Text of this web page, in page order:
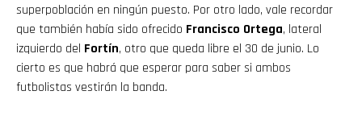
superpoblación en ningún puesto. Por otro lado, vale recordar
que también había sido ofrecido Francisco Ortega, lateral
izquierdo del Fortín, otro que queda libre el 30 de junio. Lo
cierto es que habrá que esperar para saber si ambos
futbolistas vestirán la banda.